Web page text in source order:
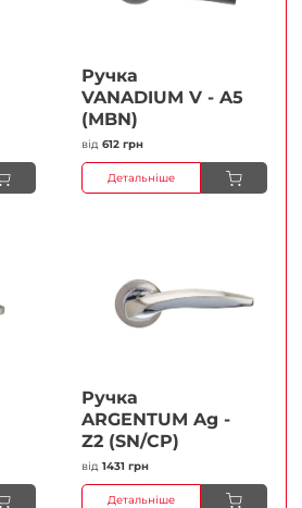
Ручка
VANADIUM V - A5
(MBN)
від 612 грн
Детальніше
Ручка
ARGENTUM Ag -
Z2 (SN/CP)
від 1431 грн
Детальніше